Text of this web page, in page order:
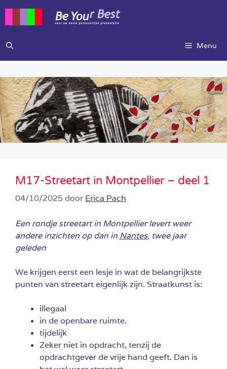
inhoud
Menu
M17-Streetart in Montpellier – deel 1
04/10/2025 door Erica Pach
Een rondje streetart in Montpellier levert weer
andere inzichten op dan in Nantes, twee jaar
geleden
We krijgen eerst een lesje in wat de belangrijkste
punten van streetart eigenlijk zijn. Straatkunst is:
illegaal
in de openbare ruimte.
tijdelijk
Zeker niet in opdracht, tenzij de
opdrachtgever de vrije hand geeft. Dan is